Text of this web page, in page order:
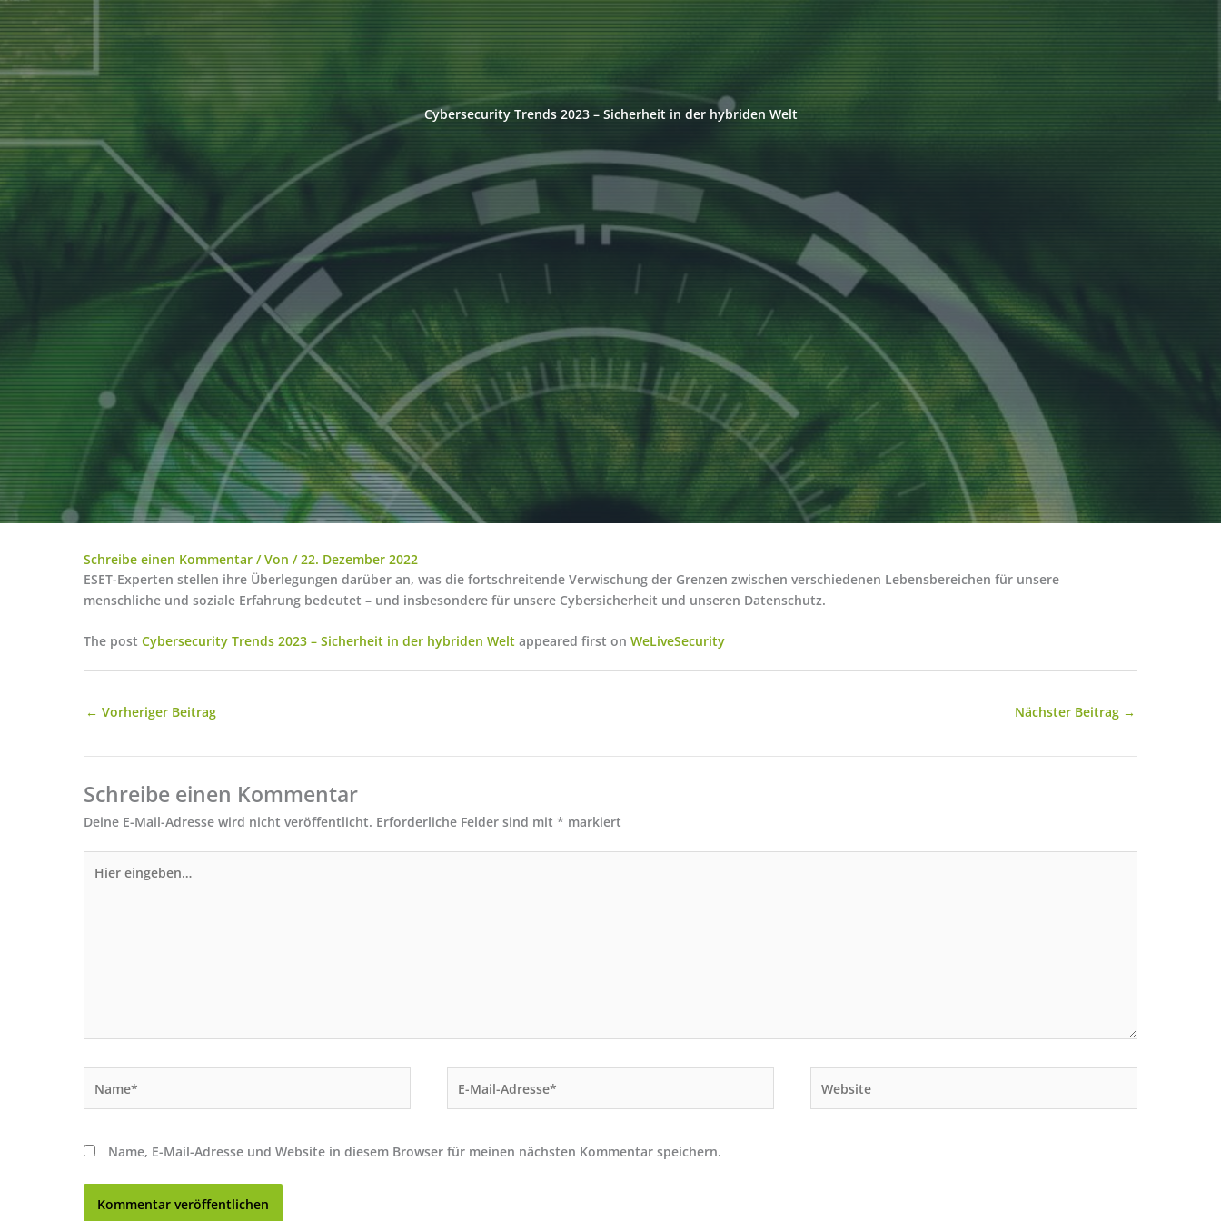
Cybersecurity Trends 2023 – Sicherheit in der hybriden Welt
Schreibe einen Kommentar / Von /22. Dezember 2022
ESET-Experten stellen ihre Überlegungen darüber an, was die fortschreitende Verwischung der Grenzen zwischen verschiedenen Lebensbereichen für unsere
menschliche und soziale Erfahrung bedeutet – und insbesondere für unsere Cybersicherheit und unseren Datenschutz.
The post Cybersecurity Trends 2023 – Sicherheit in der hybriden Welt appeared first on WeLiveSecurity
← Vorheriger Beitrag Nächster Beitrag →
Schreibe einen Kommentar
Deine E-Mail-Adresse wird nicht veröffentlicht. Erforderliche Felder sind mit * markiert
eingeben…
Mail-
Name, E-Mail-Adresse und Website in diesem Browser für meinen nächsten Kommentar speichern.